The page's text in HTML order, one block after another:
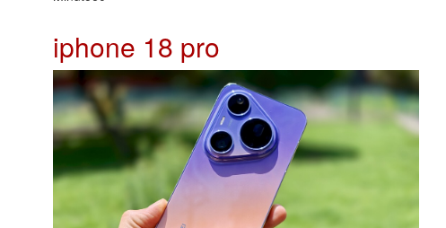
iphone 18 pro